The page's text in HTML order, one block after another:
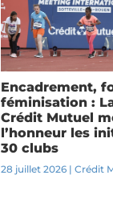
Encadrement,
féminisation :
Crédit Mutuel
l’honneur les
30 clubs
28 juillet 2026 |Crédit